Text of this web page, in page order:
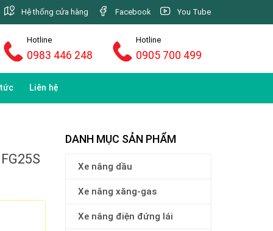
Hệ thống cửa hàng Facebook You Tube
Hotline
0983 446 248
Hotline
0905 700 499
Liên hệ
DANH MỤC SẢN PHẨM
Xe nâng dầu
Xe nâng xăng-gas
Xe nâng điện đứng lái